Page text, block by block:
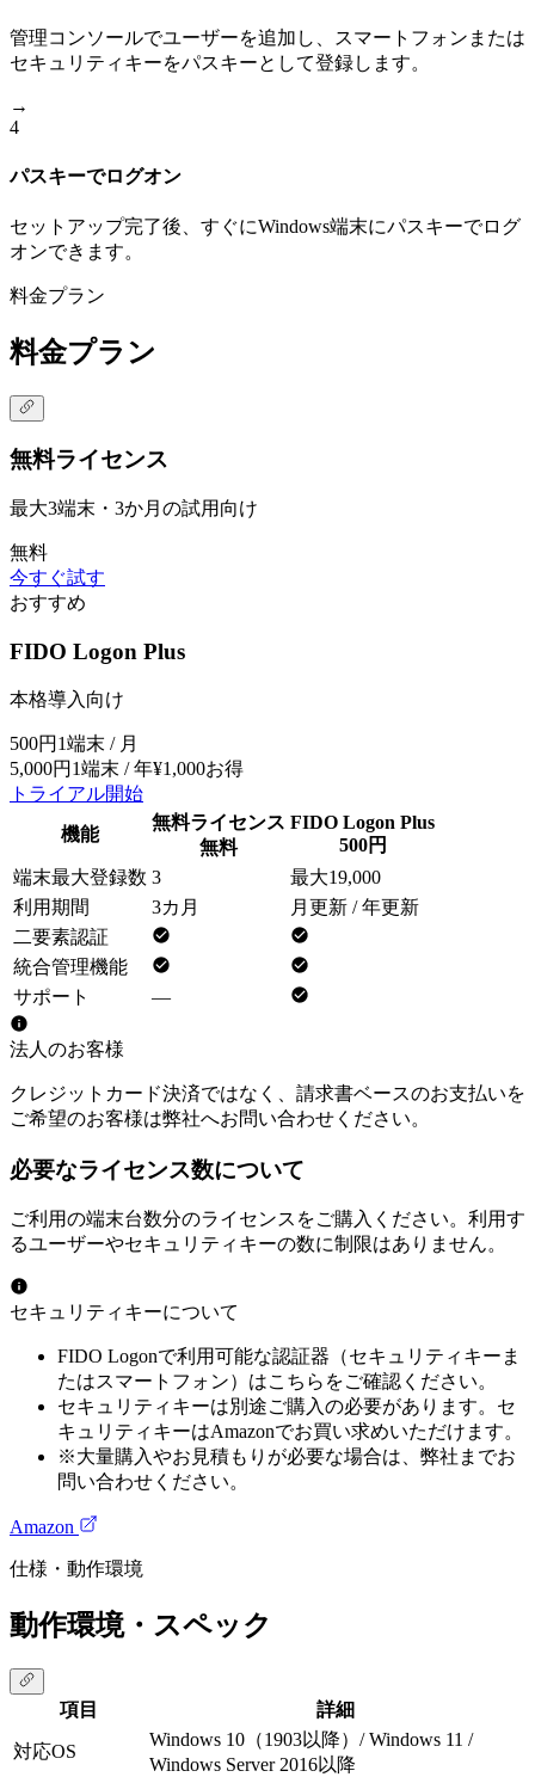
管理コンソールでユーザーを追加し、スマートフォンまたは
セキュリティキーをパスキーとして登録します。
→
4
パスキーでログオン
セットアップ完了後、すぐにWindows端末にパスキーでログ
オンできます。
料金プラン
料金プラン
無料ライセンス
最大3端末・3か月の試用向け
無料
今すぐ試す
おすすめ
FIDO Logon Plus
本格導入向け
500円 1端末 / 月
5,000円 1端末 / 年¥1,000お得
トライアル開始
機能
無料ライセンス
無料
FIDO Logon Plus
500円
端末最大登録数 3
最大19,000
利用期間
3カ月
月更新 / 年更新
二要素認証
統合管理機能
サポート
—
法人のお客様
クレジットカード決済ではなく、請求書ベースのお支払いを
ご希望のお客様は弊社へお問い合わせください。
必要なライセンス数について
ご利用の端末台数分のライセンスをご購入ください。利用す
るユーザーやセキュリティキーの数に制限はありません。
セキュリティキーについて
FIDO Logonで利用可能な認証器（セキュリティキーま
たはスマートフォン）はこちらをご確認ください。
セキュリティキーは別途ご購入の必要があります。セ
キュリティキーはAmazonでお買い求めいただけます。
※大量購入やお見積もりが必要な場合は、弊社までお
問い合わせください。
Amazon
仕様・動作環境
動作環境・スペック
項目 詳細
対応OS
Windows 10（1903以降）/ Windows 11 /
Windows Server 2016以降